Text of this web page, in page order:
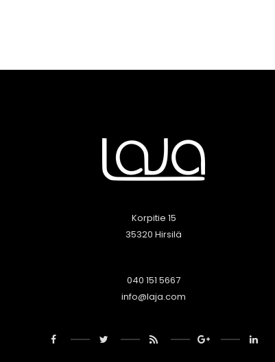
Korpitie 15
35320 Hirsilä
040 151 5667
info@laja.com